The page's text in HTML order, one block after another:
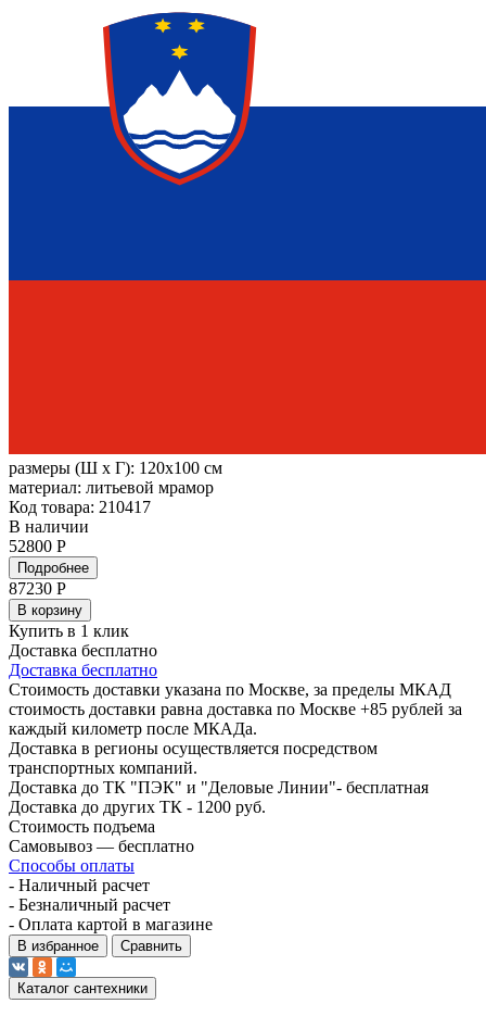
размеры (Ш х Г): 120x100 см
материал: литьевой мрамор
Код товара: 210417
В наличии
52800 Р
Подробнее
87230 Р
В корзину
Купить в 1 клик
Доставка бесплатно
Доставка бесплатно
Стоимость доставки указана по Москве, за пределы МКАД
стоимость доставки равна доставка по Москве +85 рублей за
каждый километр после МКАДа.
Доставка в регионы осуществляется посредством
транспортных компаний.
Доставка до ТК "ПЭК" и "Деловые Линии"- бесплатная
Доставка до других ТК - 1200 руб.
Стоимость подъема
Самовывоз — бесплатно
Способы оплаты
- Наличный расчет
- Безналичный расчет
- Оплата картой в магазине
В избранное Сравнить
Каталог сантехники